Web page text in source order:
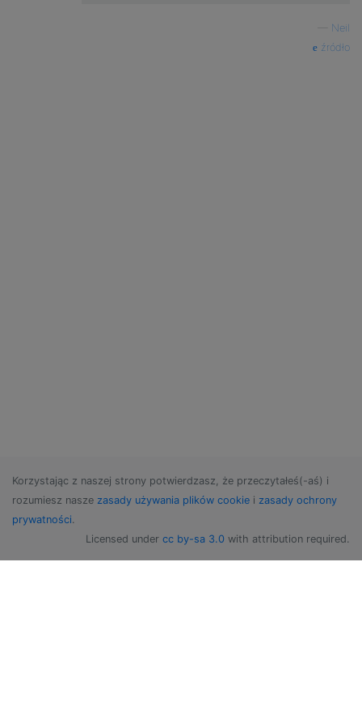
Neil
źródło
Korzystając z naszej strony potwierdzasz, że przeczytałeś(-aś) i
rozumiesz nasze zasady używania plików cookie i zasady ochrony
prywatności.
Licensed under cc by-sa 3.0 with attribution required.